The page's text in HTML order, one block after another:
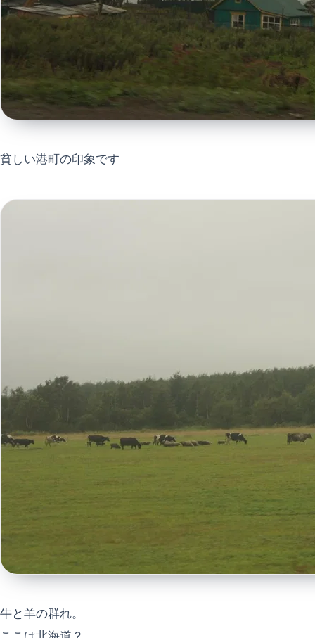
貧しい港町の印象です
牛と羊の群れ。